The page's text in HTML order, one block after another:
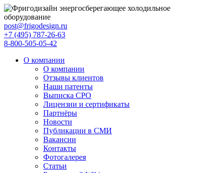
post@frigodesign.ru
+7 (495) 787-26-63
8-800-505-05-42
О компании
О компании
Отзывы клиентов
Наши патенты
Выписка СРО
Лицензии и сертификаты
Партнёры
Новости
Публикации в СМИ
Вакансии
Контакты
Фотогалерея
Статьи